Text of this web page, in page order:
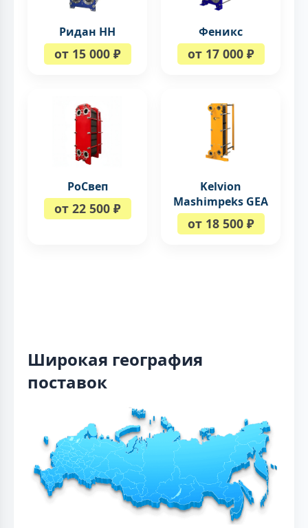
Ридан НН
от 15 000 ₽
Феникс
от 17 000 ₽
РоСвеп
от 22 500 ₽
Kelvion
Mashimpeks GEA
от 18 500 ₽
Широкая география
поставок